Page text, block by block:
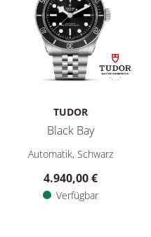
0001, Preis:
TUDOR
Black Bay
TUDOR Black Bay, Ref:
Automatik, Schwarz
4.940,00 €
Verfügbar